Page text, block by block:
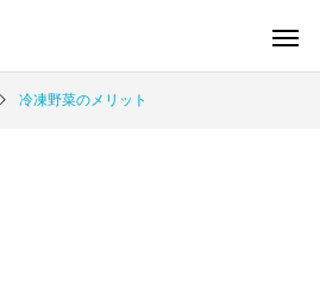
冷凍野菜のメリット